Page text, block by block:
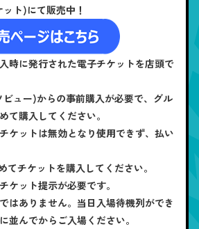
ト)にて販売中！
時に発行された電子チケットを店頭で
ュー)からの事前購入が必要で、グル
て購入してください。
ケットは無効となり使用できず、払い
てチケットを購入してください。
ット提示が必要です。
はありません。当日入場待機列ができ
並んでからご入場ください。